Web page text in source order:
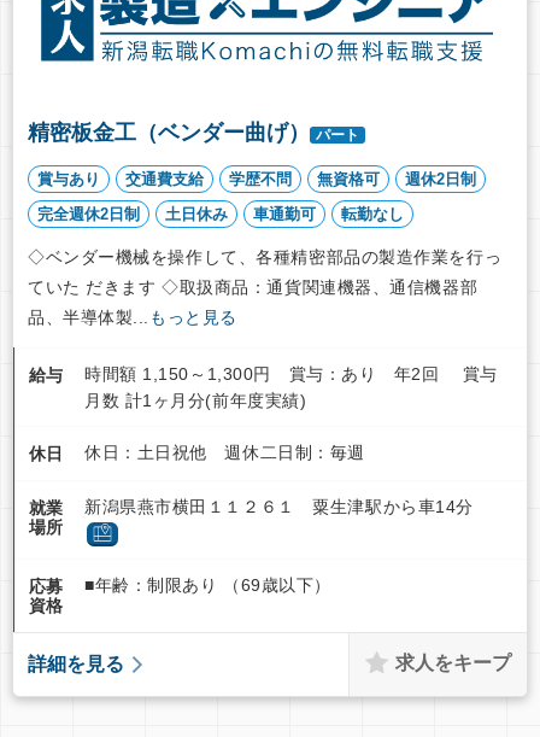
精密板金工（ベンダー曲げ） パート
賞与あり 交通費支給 学歴不問 無資格可
週休2日制
完全週休2日制
土日休み 車通勤可 転勤なし
◇ベンダー機械を操作して、各種精密部品の製造作業を行っ
ていた だきます ◇取扱商品：通貨関連機器、通信機器部
品、半導体製...
もっと見る
給与
時間額 1,150～1,300円 賞与：あり 年2回 賞与
月数 計1ヶ月分(前年度実績)
休日 休日：土日祝他 週休二日制：毎週
就業
場所
新潟県燕市横田１１２６１ 粟生津駅から車14分
応募
資格
■年齢：制限あり （69歳以下）
詳細を見る 求人をキープ